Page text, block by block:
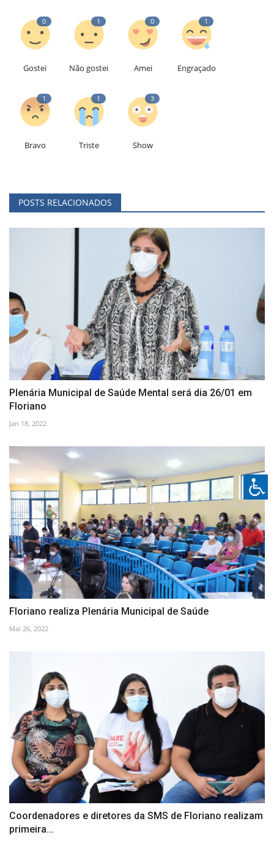
0
Gostei
1
Não gostei
0
Amei
1
Engraçado
1
Bravo
1
Triste
3
Show
POSTS RELACIONADOS
Plenária Municipal de Saúde Mental será dia 26/01 em
Floriano
Jan 18, 2022
Floriano realiza Plenária Municipal de Saúde
Mai 26, 2022
Coordenadores e diretores da SMS de Floriano realizam
primeira...